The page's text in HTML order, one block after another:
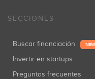
SECCIONES
Buscar financiación NEW
Invertir en startups
Preguntas frecuentes